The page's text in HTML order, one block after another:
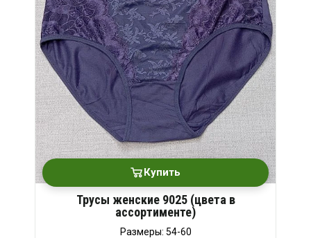
Купить
Трусы женские 9025 (цвета в
ассортименте)
Размеры: 54-60